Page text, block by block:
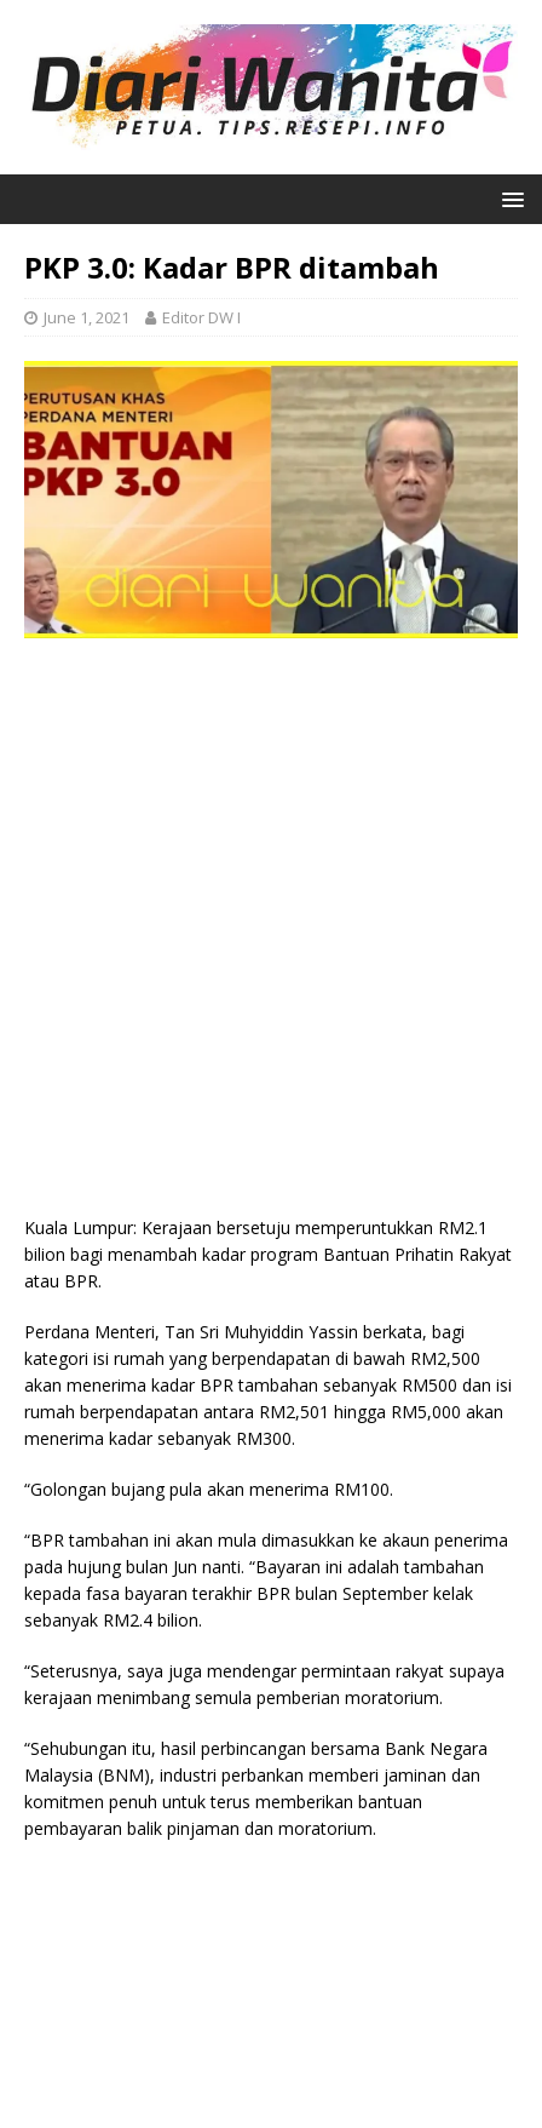
PKP 3.0: Kadar BPR ditambah
June 1, 2021 Editor DW I
Kuala Lumpur: Kerajaan bersetuju memperuntukkan RM2.1
bilion bagi menambah kadar program Bantuan Prihatin Rakyat
atau BPR.
Perdana Menteri, Tan Sri Muhyiddin Yassin berkata, bagi
kategori isi rumah yang berpendapatan di bawah RM2,500
akan menerima kadar BPR tambahan sebanyak RM500 dan isi
rumah berpendapatan antara RM2,501 hingga RM5,000 akan
menerima kadar sebanyak RM300.
“Golongan bujang pula akan menerima RM100.
“BPR tambahan ini akan mula dimasukkan ke akaun penerima
pada hujung bulan Jun nanti. “Bayaran ini adalah tambahan
kepada fasa bayaran terakhir BPR bulan September kelak
sebanyak RM2.4 bilion.
“Seterusnya, saya juga mendengar permintaan rakyat supaya
kerajaan menimbang semula pemberian moratorium.
“Sehubungan itu, hasil perbincangan bersama Bank Negara
Malaysia (BNM), industri perbankan memberi jaminan dan
komitmen penuh untuk terus memberikan bantuan
pembayaran balik pinjaman dan moratorium.